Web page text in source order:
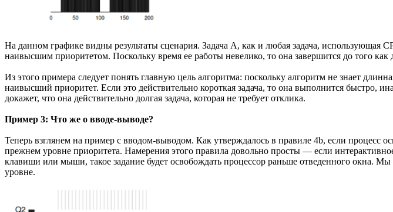
На данном графике видны результаты сценария. Задача А, как и любая задача, использующая
наивысшим приоритетом. Поскольку время ее работы невелико, то она завершится до того как
Из этого примера следует понять главную цель алгоритма: поскольку алгоритм не знает
наивысший приоритет. Если это действительно короткая задача, то она выполнится быстро,
докажет, что она действительно долгая задача, которая не требует отклика.
Пример 3: Что же о вводе-выводе?
Теперь взглянем на пример с вводом-выводом. Как утверждалось в правиле 4b, если процесс
прежнем уровне приоритета. Намерения этого правила довольно просты — если
клавиши или мыши, такое задание будет освобождать процессор раньше отведенного окна.
уровне.